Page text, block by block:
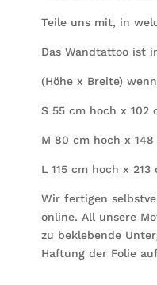
Teile uns mit, in
Das Wandtattoo ist
(Höhe x Breite)
S 55 cm hoch x 102
M 80 cm hoch x
L 115 cm hoch x
Wir fertigen
online. All unsere
zu beklebende
Haftung der Folie